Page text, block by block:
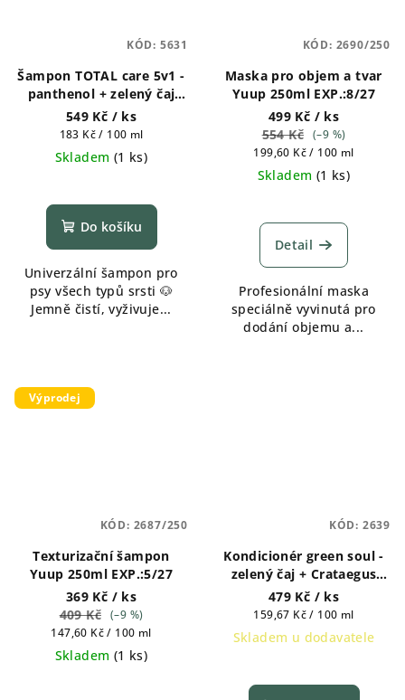
Šampon TOTAL care 5v1 -
panthenol + zelený čaj
300ml
549 Kč / ks
Měrná
cena:
183 Kč / 100 ml
Skladem (1 ks)
Do košíku
Univerzální šampon pro
psy všech typů srsti 🐶
Jemně čistí, vyživuje...
KÓD: 5631
Maska pro objem a tvar
Yuup 250ml EXP.:8/27
499 Kč / ks
554 Kč (–9 %)
Měrná
cena:
199,60 Kč / 100 ml
Skladem (1 ks)
Detail
Profesionální maska
speciálně vyvinutá pro
dodání objemu a...
KÓD: 2690/250
Výprodej
Texturizační šampon
Yuup 250ml EXP.:5/27
369 Kč / ks
409 Kč (–9 %)
Měrná
cena:
147,60 Kč / 100 ml
Skladem (1 ks)
KÓD: 2687/250
Kondicionér green soul -
zelený čaj + Crataegus
300ml
479 Kč / ks
Měrná
cena:
159,67 Kč / 100 ml
Skladem u dodavatele
hodnocení
KÓD: 2639